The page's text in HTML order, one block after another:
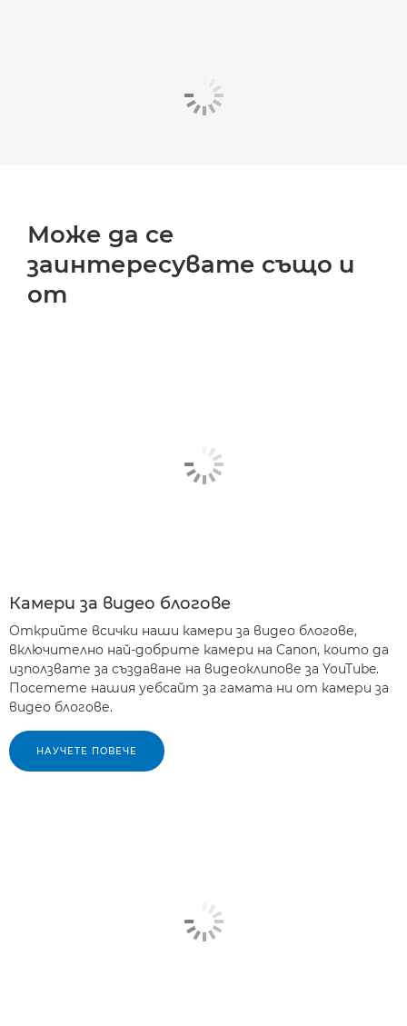
Може да се
заинтересувате също и
от
Камери за видео блогове
Открийте всички наши камери за видео блогове,
включително най-добрите камери на Canon, които да
използвате за създаване на видеоклипове за YouTube.
Посетете нашия уебсайт за гамата ни от камери за
видео блогове.
НАУЧЕТЕ ПОВЕЧЕ